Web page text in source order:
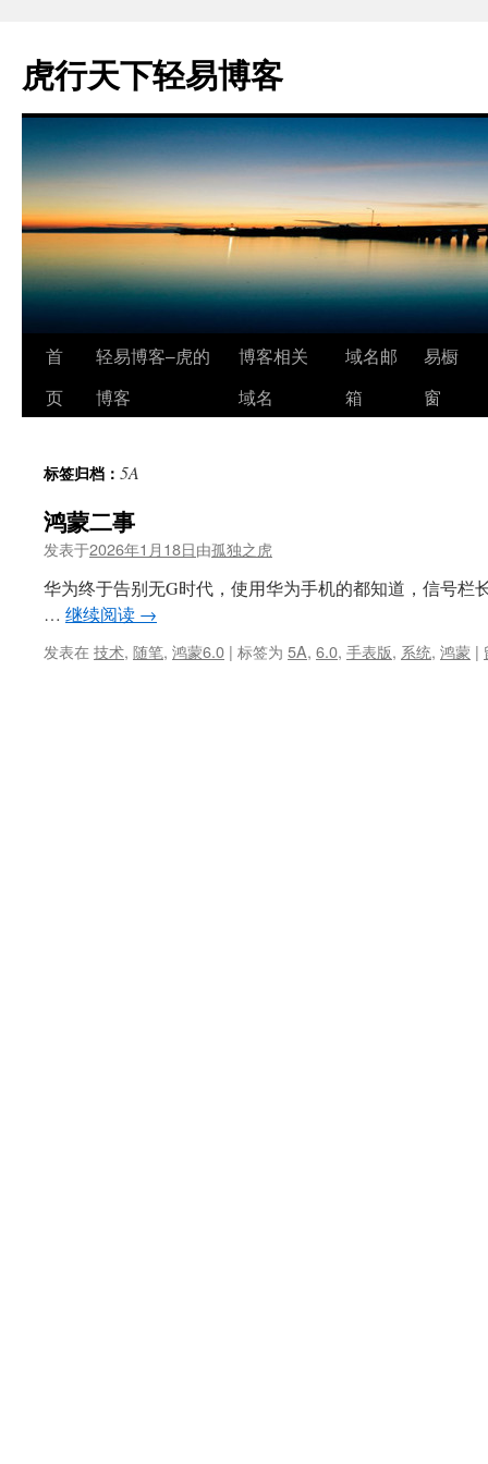
虎行天下轻易博客
跳
至
文
首
页
轻易博客–虎的
博客
博客相关
域名
域名邮
箱
易橱
窗
标签归档： 5A
鸿蒙二事
发表于2026年1月18日由孤独之虎
华为终于告别无G时代，使用华为手机的都知道，信号栏
… 继续阅读 →
发表在 技术, 随笔, 鸿蒙6.0 | 标签为 5A, 6.0, 手表版, 系统, 鸿蒙 |